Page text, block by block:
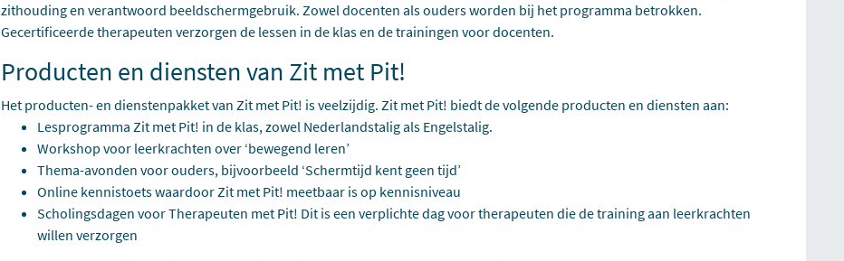
zithouding en verantwoord beeldschermgebruik. Zowel docenten als ouders worden bij het programma betrokken.
Gecertificeerde therapeuten verzorgen de lessen in de klas en de trainingen voor docenten.
Producten en diensten van Zit met Pit!
Het producten- en dienstenpakket van Zit met Pit! is veelzijdig. Zit met Pit! biedt de volgende producten en diensten aan:
Lesprogramma Zit met Pit! in de klas, zowel Nederlandstalig als Engelstalig.
Workshop voor leerkrachten over ‘bewegend leren’
Thema-avonden voor ouders, bijvoorbeeld ‘Schermtijd kent geen tijd’
Online kennistoets waardoor Zit met Pit! meetbaar is op kennisniveau
Scholingsdagen voor Therapeuten met Pit! Dit is een verplichte dag voor therapeuten die de training aan leerkrachten
willen verzorgen